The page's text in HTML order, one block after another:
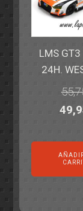
LMS
24H.
El
era: